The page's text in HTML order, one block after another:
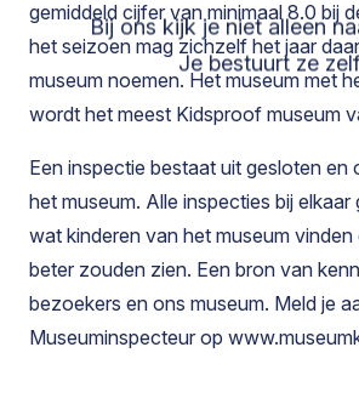
Bij ons kijk je niet alleen
Je bestuurt ze
gemiddeld cijfer van minimaal 8.0 bij
het seizoen mag zichzelf het jaar
museum noemen. Het museum met
wordt het meest Kidsproof museum
Een inspectie bestaat uit gesloten en
het museum. Alle inspecties bij
wat kinderen van het museum
beter zouden zien. Een bron van
bezoekers en ons museum. Meld je
Museuminspecteur op